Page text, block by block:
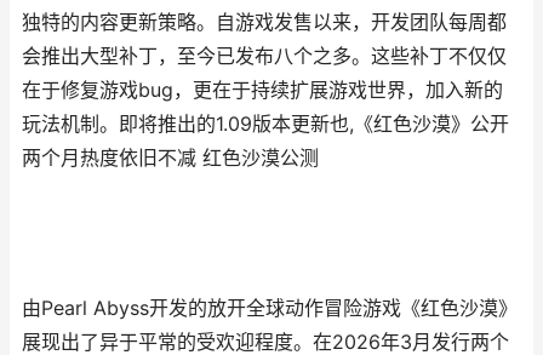
独特的内容更新策略。自游戏发售以来，开发团队每周都
会推出大型补丁，至今已发布八个之多。这些补丁不仅仅
在于修复游戏bug，更在于持续扩展游戏世界，加入新的
玩法机制。即将推出的1.09版本更新也,《红色沙漠》公开
两个月热度依旧不减 红色沙漠公测
由Pearl Abyss开发的放开全球动作冒险游戏《红色沙漠》
展现出了异于平常的受欢迎程度。在2026年3月发行两个